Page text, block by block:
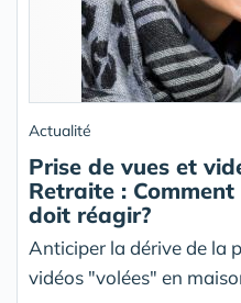
Actualité
Prise de vues et
Retraite :
doit réagir?
Anticiper la dérive de la
vidéos "volées" en